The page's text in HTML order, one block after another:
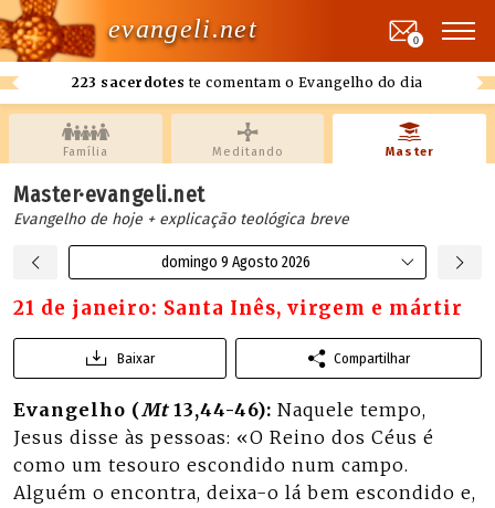
evangeli.net
223 sacerdotes te comentam o Evangelho do dia
0
Família Meditando Master
Master·evangeli.net
Evangelho de hoje + explicação teológica breve
domingo 9 Agosto 2026
21 de janeiro: Santa Inês, virgem e mártir
Baixar Compartilhar
Evangelho (Mt13,44-46): Naquele tempo,
Jesus disse às pessoas: «O Reino dos Céus é
como um tesouro escondido num campo.
Alguém o encontra, deixa-o lá bem escondido e,